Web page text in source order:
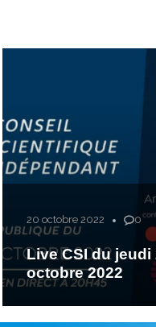
20 octobre 2022 0
Live CSI du jeudi
octobre 2022